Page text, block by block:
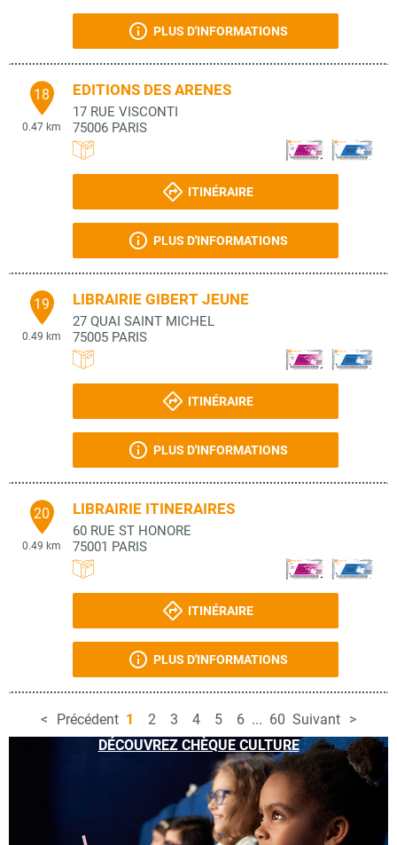
PLUS D'INFORMATIONS
18
0.47 km
EDITIONS DES ARENES
17 RUE VISCONTI
75006 PARIS
ITINÉRAIRE
PLUS D'INFORMATIONS
19
0.49 km
LIBRAIRIE GIBERT JEUNE
27 QUAI SAINT MICHEL
75005 PARIS
ITINÉRAIRE
PLUS D'INFORMATIONS
20
0.49 km
LIBRAIRIE ITINERAIRES
60 RUE ST HONORE
75001 PARIS
ITINÉRAIRE
PLUS D'INFORMATIONS
Précédent 1 2 3 4 5 6 ... 60 Suivant
DÉCOUVREZ CHÈQUE CULTURE